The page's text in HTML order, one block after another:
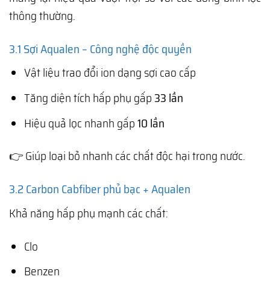
thông thường.
3.1 Sợi Aqualen – Công nghệ độc quyền
Vật liệu trao đổi ion dạng sợi cao cấp
Tăng diện tích hấp phụ gấp33 lần
Hiệu quả lọc nhanh gấp10 lần
👉 Giúp loại bỏ nhanh các chất độc hại trong nước.
3.2 Carbon Cabfiber phủ bạc + Aqualen
Khả năng hấp phụ mạnh các chất:
Clo
Benzen